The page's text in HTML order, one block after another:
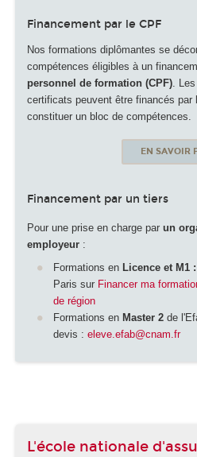
Financement par le CPF
Nos formations diplômantes se
compétences éligibles à un
personnel de formation (CPF).
certificats peuvent être financés par
constituer un bloc de compétences.
EN SAVOIR
Financement par un tiers
Pour une prise en charge par un
employeur :
Formations en Licence et M1 :
Paris sur Financer ma
de région
Formations en Master 2de
devis : eleve.efab@cnam.fr
L'école nationale